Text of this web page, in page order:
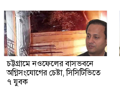
চট্টগ্রামে নওফেলের বাসভবনে
অগ্নিসংযোগের চেষ্টা, সিসিটিভিতে
৭ যুবক